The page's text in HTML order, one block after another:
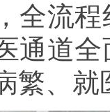
全流
通道
繁、就